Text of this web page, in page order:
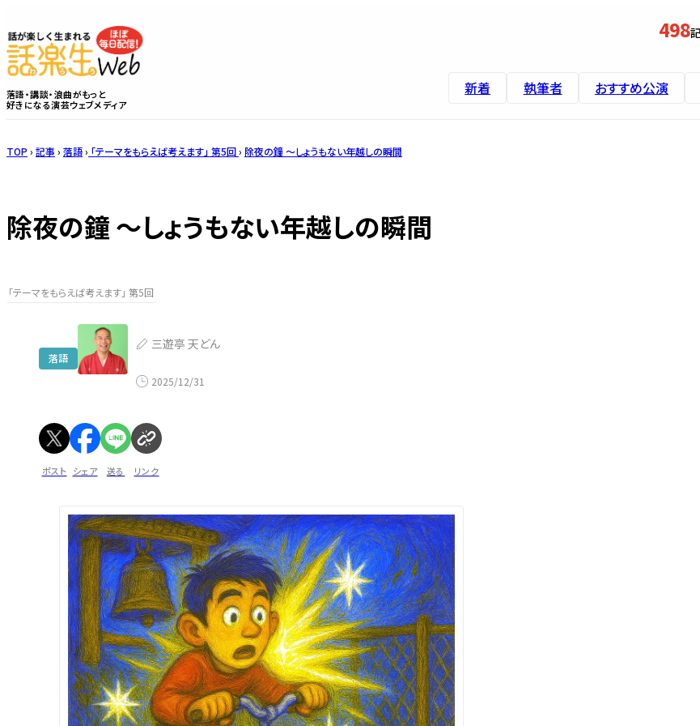
498
落語・講談・浪曲がもっと
好きになる演芸ウェブメディア
新着 執筆者 おすすめ公演
TOP › 記事 › 落語› 「テーマをもらえば考えます」 第5回› 除夜の鐘 ～しょうもない年越しの瞬間
除夜の鐘 ～しょうもない年越しの瞬間
「テーマをもらえば考えます」 第5回
落語
三遊亭 天どん
2025/12/31
ポスト シェア 送る リンク